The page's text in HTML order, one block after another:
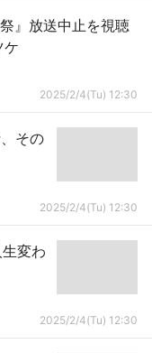
』放送中止を視聴
ケ
2025/2/4(Tu) 12:30
その
2025/2/4(Tu) 12:30
変わ
2025/2/4(Tu) 12:30